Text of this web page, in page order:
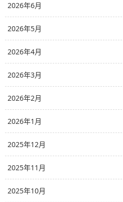
2026年6月
2026年5月
2026年4月
2026年3月
2026年2月
2026年1月
2025年12月
2025年11月
2025年10月